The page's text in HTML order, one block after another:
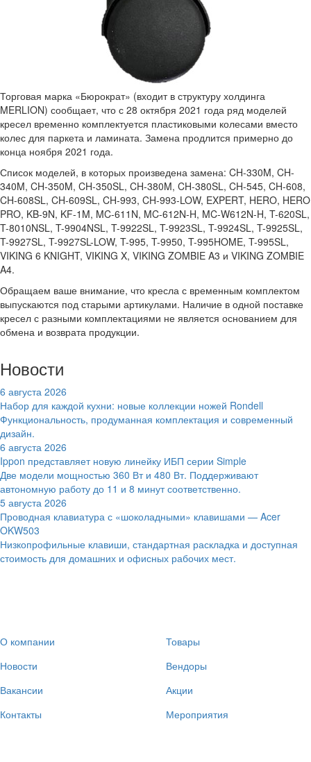
Торговая марка «Бюрократ» (входит в структуру холдинга
MERLION) сообщает, что с 28 октября 2021 года ряд моделей
кресел временно комплектуется пластиковыми колесами вместо
колес для паркета и ламината. Замена продлится примерно до
конца ноября 2021 года.
Список моделей, в которых произведена замена: CH-330M, CH-
340M, CH-350M, CH-350SL, CH-380M, CH-380SL, CH-545, CH-608,
CH-608SL, CH-609SL, CH-993, CH-993-LOW, EXPERT, HERO, HERO
PRO, KB-9N, KF-1M, MC-611N, MC-612N-H, MC-W612N-H, T-620SL,
T-8010NSL, T-9904NSL, T-9922SL, T-9923SL, T-9924SL, T-9925SL,
T-9927SL, T-9927SL-LOW, T-995, T-9950, T-995HOME, T-995SL,
VIKING 6 KNIGHT, VIKING X, VIKING ZOMBIE A3 и VIKING ZOMBIE
A4.
Обращаем ваше внимание, что кресла с временным комплектом
выпускаются под старыми артикулами. Наличие в одной поставке
кресел с разными комплектациями не является основанием для
обмена и возврата продукции.
Новости
6 августа 2026
Набор для каждой кухни: новые коллекции ножей Rondell
Функциональность, продуманная комплектация и современный
дизайн.
6 августа 2026
Ippon представляет новую линейку ИБП серии Simple
Две модели мощностью 360 Вт и 480 Вт. Поддерживают
автономную работу до 11 и 8 минут соответственно.
5 августа 2026
Проводная клавиатура с «шоколадными» клавишами — Acer
OKW503
Низкопрофильные клавиши, стандартная раскладка и доступная
стоимость для домашних и офисных рабочих мест.
О компании
Новости
Вакансии
Контакты
Товары
Вендоры
Акции
Мероприятия